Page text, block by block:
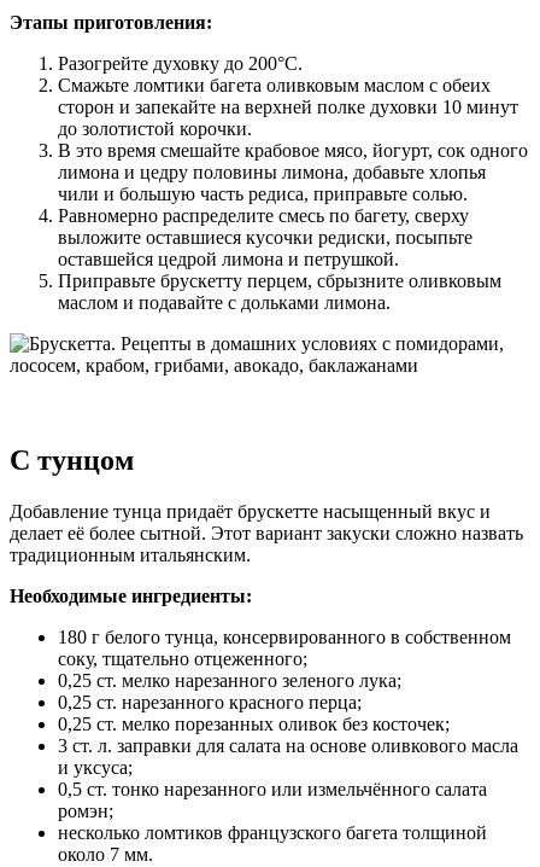
Этапы приготовления:
Разогрейте духовку до 200°С.
Смажьте ломтики багета оливковым маслом с обеих
сторон и запекайте на верхней полке духовки 10 минут
до золотистой корочки.
В это время смешайте крабовое мясо, йогурт, сок одного
лимона и цедру половины лимона, добавьте хлопья
чили и большую часть редиса, приправьте солью.
Равномерно распределите смесь по багету, сверху
выложите оставшиеся кусочки редиски, посыпьте
оставшейся цедрой лимона и петрушкой.
Приправьте брускетту перцем, сбрызните оливковым
маслом и подавайте с дольками лимона.
С тунцом
Добавление тунца придаёт брускетте насыщенный вкус и
делает её более сытной. Этот вариант закуски сложно назвать
традиционным итальянским.
Необходимые ингредиенты:
180 г белого тунца, консервированного в собственном
соку, тщательно отцеженного;
0,25 ст. мелко нарезанного зеленого лука;
0,25 ст. нарезанного красного перца;
0,25 ст. мелко порезанных оливок без косточек;
3 ст. л. заправки для салата на основе оливкового масла
и уксуса;
0,5 ст. тонко нарезанного или измельчённого салата
ромэн;
несколько ломтиков французского багета толщиной
около 7 мм.